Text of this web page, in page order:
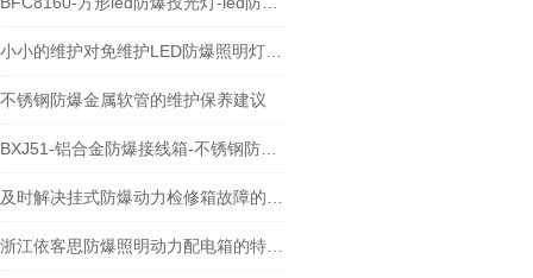
不锈钢防爆金属软管的维护保养建议